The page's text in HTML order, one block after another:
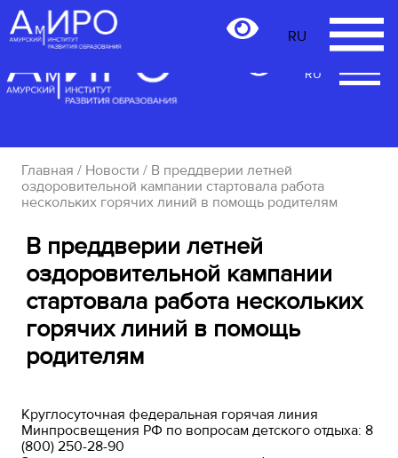
RU
RU
Главная / Новости / В преддверии летней
оздоровительной кампании стартовала работа
нескольких горячих линий в помощь родителям
В преддверии летней
оздоровительной кампании
стартовала работа нескольких
горячих линий в помощь
родителям
Круглосуточная федеральная горячая линия
Минпросвещения РФ по вопросам детского отдыха: 8
(800) 250-28-90